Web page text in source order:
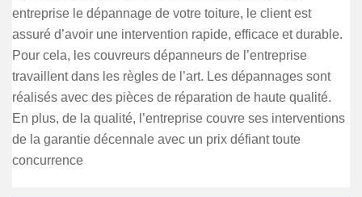
entreprise le dépannage de votre toiture, le client est
assuré d’avoir une intervention rapide, efficace et durable.
Pour cela, les couvreurs dépanneurs de l’entreprise
travaillent dans les règles de l’art. Les dépannages sont
réalisés avec des pièces de réparation de haute qualité.
En plus, de la qualité, l’entreprise couvre ses interventions
de la garantie décennale avec un prix défiant toute
concurrence